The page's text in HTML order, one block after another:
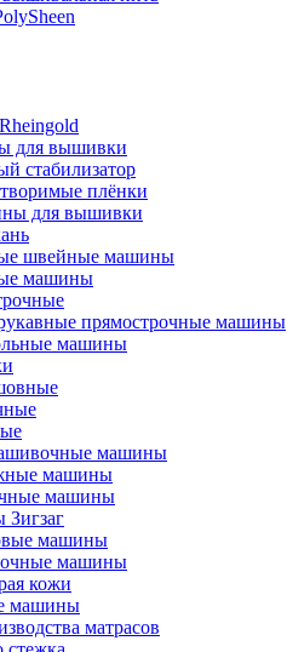
для вышивки
стабилизатор
плёнки
для вышивки
швейные машины
машины
прямострочные машины
машины
машины
машины
машины
машины
машины
кожи
машины
матрасов